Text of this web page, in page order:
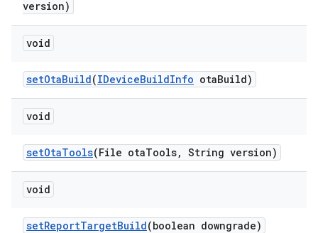
version)
void
setOtaBuild(IDeviceBuildInfo otaBuild)
void
setOtaTools(File otaTools, String version)
void
setReportTargetBuild(boolean downgrade)